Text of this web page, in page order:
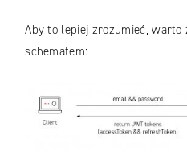
Aby to lepiej zrozumieć, warto
schematem: